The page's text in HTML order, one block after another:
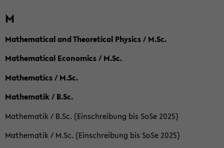
M
Mathematical and Theoretical Physics / M.Sc.
Mathematical Economics / M.Sc.
Mathematics / M.Sc.
Mathematik / B.Sc.
Mathematik / B.Sc. (Einschreibung bis SoSe 2025)
Mathematik / M.Sc. (Einschreibung bis SoSe 2025)